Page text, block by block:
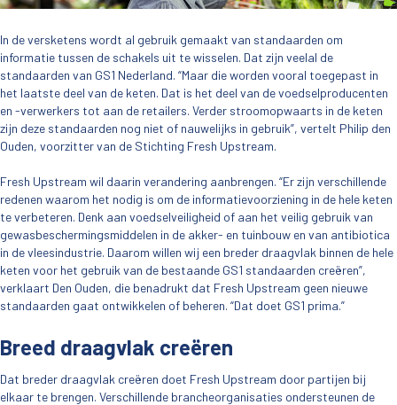
In de versketens wordt al gebruik gemaakt van standaarden om
informatie tussen de schakels uit te wisselen. Dat zijn veelal de
standaarden van GS1 Nederland. “Maar die worden vooral toegepast in
het laatste deel van de keten. Dat is het deel van de voedselproducenten
en -verwerkers tot aan de retailers. Verder stroomopwaarts in de keten
zijn deze standaarden nog niet of nauwelijks in gebruik”, vertelt Philip den
Ouden, voorzitter van de Stichting Fresh Upstream.
Fresh Upstream wil daarin verandering aanbrengen. “Er zijn verschillende
redenen waarom het nodig is om de informatievoorziening in de hele keten
te verbeteren. Denk aan voedselveiligheid of aan het veilig gebruik van
gewasbeschermingsmiddelen in de akker- en tuinbouw en van antibiotica
in de vleesindustrie. Daarom willen wij een breder draagvlak binnen de hele
keten voor het gebruik van de bestaande GS1 standaarden creëren”,
verklaart Den Ouden, die benadrukt dat Fresh Upstream geen nieuwe
standaarden gaat ontwikkelen of beheren. “Dat doet GS1 prima.”
Breed draagvlak creëren
Dat breder draagvlak creëren doet Fresh Upstream door partijen bij
elkaar te brengen. Verschillende brancheorganisaties ondersteunen de